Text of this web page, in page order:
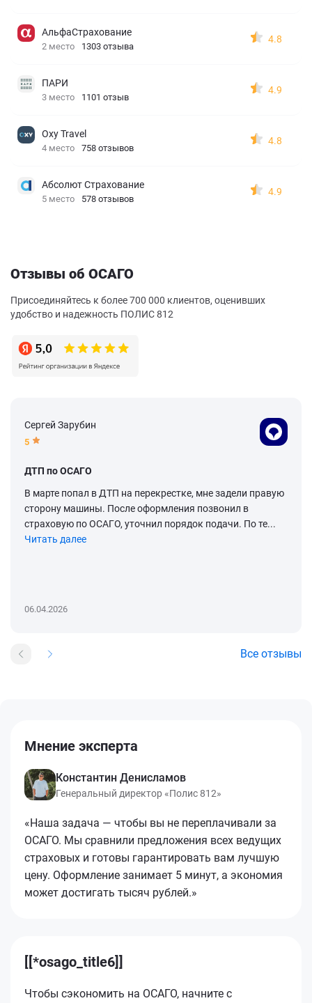
АльфаСтрахование
2 место 1303 отзыва
4.8
ПАРИ
3 место 1101 отзыв
4.9
Oxy Travel
4 место 758 отзывов
4.8
Абсолют Страхование
5 место 578 отзывов
4.9
Отзывы об ОСАГО
Присоединяйтесь к более 700 000 клиентов, оценивших
удобство и надежность ПОЛИС 812
Сергей Зарубин
5
ДТП по ОСАГО
В марте попал в ДТП на перекрестке, мне задели правую
сторону машины. После оформления позвонил в
страховую по ОСАГО, уточнил порядок подачи. По те...
Читать далее
06.04.2026
Все отзывы
Мнение эксперта
Константин Денисламов
Генеральный директор «Полис 812»
«Наша задача — чтобы вы не переплачивали за
ОСАГО. Мы сравнили предложения всех ведущих
страховых и готовы гарантировать вам лучшую
цену. Оформление занимает 5 минут, а экономия
может достигать тысяч рублей.»
[[*osago_title6]]
Чтобы сэкономить на ОСАГО, начните с